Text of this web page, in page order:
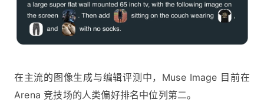
在主流的图像生成与编辑评测中，Muse Image 目前在
Arena 竞技场的人类偏好排名中位列第二。